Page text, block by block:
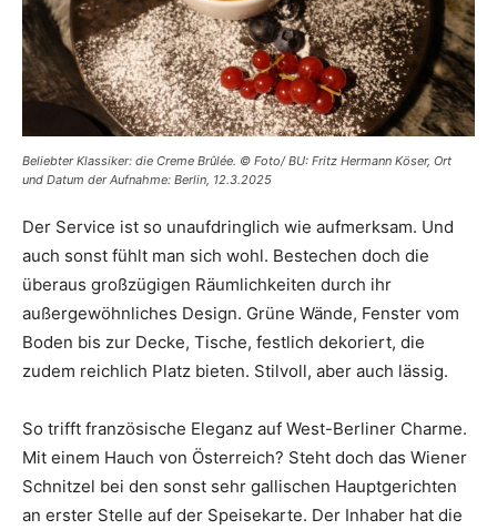
Beliebter Klassiker: die Creme Brûlée. © Foto/ BU: Fritz Hermann Köser, Ort
und Datum der Aufnahme: Berlin, 12.3.2025
Der Service ist so unaufdringlich wie aufmerksam. Und
auch sonst fühlt man sich wohl. Bestechen doch die
überaus großzügigen Räumlichkeiten durch ihr
außergewöhnliches Design. Grüne Wände, Fenster vom
Boden bis zur Decke, Tische, festlich dekoriert, die
zudem reichlich Platz bieten. Stilvoll, aber auch lässig.
So trifft französische Eleganz auf West-Berliner Charme.
Mit einem Hauch von Österreich? Steht doch das Wiener
Schnitzel bei den sonst sehr gallischen Hauptgerichten
an erster Stelle auf der Speisekarte. Der Inhaber hat die